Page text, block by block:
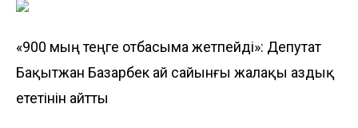
«900 мың теңге отбасыма жетпейді»: Депутат
Бақытжан Базарбек ай сайынғы жалақы аздық
ететінін айтты